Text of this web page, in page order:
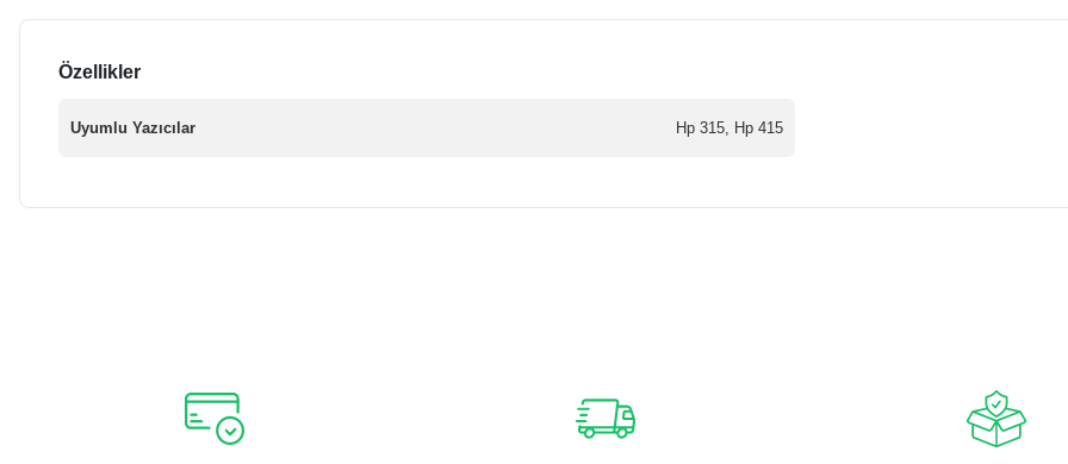
Özellikler
Uyumlu Yazıcılar Hp 315, Hp 415
Ürün açıklamasında eksik bilgiler bulunuyor.
Ürün bilgilerinde hatalar bulunuyor.